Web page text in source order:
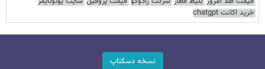
خرید اکانت chatgpt
نسخه دسکتاپ